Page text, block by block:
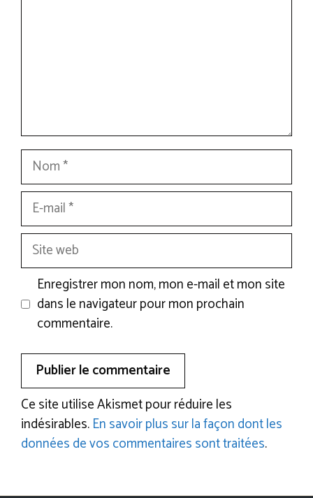
Nom
mail
Site
web
Enregistrer mon nom, mon e-mail et mon site
dans le navigateur pour mon prochain
commentaire.
Ce site utilise Akismet pour réduire les
indésirables.En savoir plus sur la façon dont les
données de vos commentaires sont traitées.